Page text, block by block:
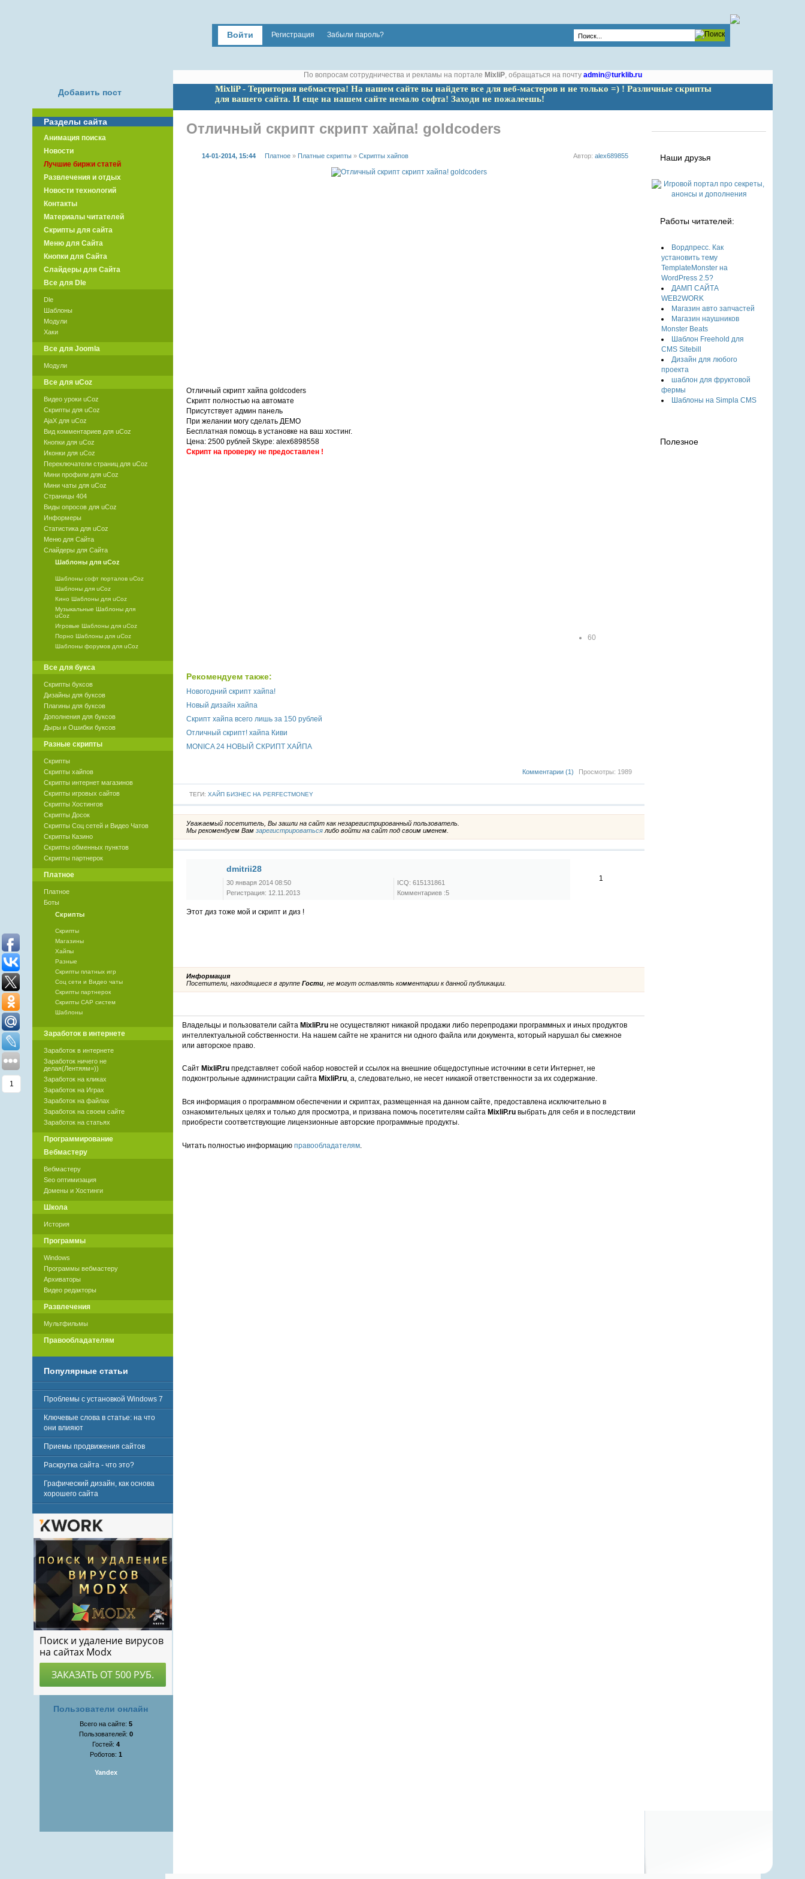
Войти Регистрация Забыли пароль?
По вопросам сотрудничества и рекламы на портале MixliP, обращаться на почту admin@turklib.ru
MixliP - Территория вебмастера! На нашем сайте вы найдете все для веб-мастеров и не только =) ! Различные скрипты
для вашего сайта. И еще на нашем сайте немало софта! Заходи не пожалеешь!
Отличный скрипт скрипт хайпа! goldcoders
Автор:alex689855
14-01-2014, 15:44 Платное» Платные скрипты» Скрипты хайпов
Отличный скрипт хайпа goldcoders
Cкрипт полностью на автомате
Присутствует админ панель
При желании могу сделать ДЕМО
Бесплатная помощь в установке на ваш хостинг.
Цена: 2500 рублей Skype: alex6898558
Скрипт на проверку не предоставлен !
60
Рекомендуем также:
Новогодний скрипт хайпа!
Новый дизайн хайпа
Скрипт хайпа всего лишь за 150 рублей
Отличный скрипт! хайпа Киви
MONICA 24 НОВЫЙ СКРИПТ ХАЙПА
Просмотры: 1989
Комментарии (1)
ТЕГИ: ХАЙП БИЗНЕС НА PERFECTMONEY
Уважаемый посетитель, Вы зашли на сайт как незарегистрированный пользователь.
Мы рекомендуем Вам зарегистрироватьсялибо войти на сайт под своим именем.
dmitrii28
30 января 2014 08:50
Регистрация: 12.11.2013
ICQ: 615131861
Комментариев :5
1
Этот диз тоже мой и скрипт и диз !
Информация
Посетители, находящиеся в группе Гости, не могут оставлять комментарии к данной публикации.
Владельцы и пользователи сайта MixliP.ruне осуществляют никакой продажи либо перепродажи программных и иных продуктов
интеллектуальной собственности. На нашем сайте не хранится ни одного файла или документа, который нарушал бы смежное
или авторское право.
Сайт MixliP.ruпредставляет собой набор новостей и ссылок на внешние общедоступные источники в сети Интернет, не
подконтрольные администрации сайта MixliP.ru, а, следовательно, не несет никакой ответственности за их содержание.
Вся информация о программном обеспечении и скриптах, размещенная на данном сайте, предоставлена исключительно в
ознакомительных целях и только для просмотра, и призвана помочь посетителям сайта MixliP.ruвыбрать для себя и в последствии
приобрести соответствующие лицензионные авторские программные продукты.
Читать полностью информацию правообладателям.
Наши друзья
Работы читателей:
Вордпресс. Как
установить тему
TemplateMonster на
WordPress 2.5?
ДАМП САЙТА
WEB2WORK
Магазин авто запчастей
Магазин наушников
Monster Beats
Шаблон Freehold для
CMS Sitebill
Дизайн для любого
проекта
шаблон для фруктовой
фермы
Шаблоны на Simpla CMS
Полезное
Добавить пост
Разделы сайта
Анимация поиска
Новости
Лучшие биржи статей
Развлечения и отдых
Новости технологий
Контакты
Материалы читателей
Скрипты для сайта
Меню для Сайта
Кнопки для Сайта
Слайдеры для Сайта
Все для Dle
Dle
Шаблоны
Модули
Хаки
Все для Joomla
Модули
Все для uCoz
Видео уроки uCoz
Скрипты для uCoz
AjaX для uCoz
Вид комментариев для uCoz
Кнопки для uCoz
Иконки для uCoz
Переключатели страниц для uCoz
Мини профили для uCoz
Мини чаты для uCoz
Страницы 404
Виды опросов для uCoz
Информеры
Статистика для uCoz
Меню для Сайта
Слайдеры для Сайта
Шаблоны для uCoz
Шаблоны софт порталов uCoz
Шаблоны для uCoz
Кино Шаблоны для uCoz
Музыкальные Шаблоны для
uCoz
Игровые Шаблоны для uCoz
Порно Шаблоны для uCoz
Шаблоны форумов для uCoz
Все для букса
Скрипты буксов
Дизайны для буксов
Плагины для буксов
Дополнения для буксов
Дыры и Ошибки буксов
Разные скрипты
Скрипты
Скрипты хайпов
Скрипты интернет магазинов
Скрипты игровых сайтов
Скрипты Хостингов
Скрипты Досок
Скрипты Соц сетей и Видео Чатов
Скрипты Казино
Скрипты обменных пунктов
Скрипты партнерок
Платное
Платное
Боты
Скрипты
Скрипты
Магазины
Хайпы
Разные
Скрипты платных игр
Соц сети и Видео чаты
Скрипты партнерок
Скрипты САР систем
Шаблоны
Заработок в интернете
Заработок в интернете
Заработок ничего не
делая(Лентяям=))
Заработок на кликах
Заработок на Играх
Заработок на файлах
Заработок на своем сайте
Заработок на статьях
Программирование
Вебмастеру
Вебмастеру
Seo оптимизация
Домены и Хостинги
Школа
История
Программы
Windows
Программы вебмастеру
Архиваторы
Видео редакторы
Развлечения
Мультфильмы
Правообладателям
Популярные статьи
Проблемы с установкой Windows 7
Ключевые слова в статье: на что
они влияют
Приемы продвижения сайтов
Раскрутка сайта - что это?
Графический дизайн, как основа
хорошего сайта
Пользователи онлайн
Всего на сайте:5
Пользователей:0
Гостей:4
Роботов:1
Yandex
1